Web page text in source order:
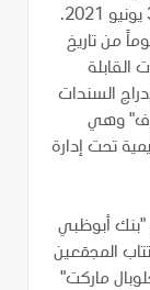
السندات القابلة للاستبدال في، أو حوالي، 3 يونيو 2021.
أدنوك على فترة إغلاق مدتها 90 يوماً من تاريخ
القابلة
السندات
إف" وهي
تحت إدارة
أبوظبي
المجمَعين
ماركت"